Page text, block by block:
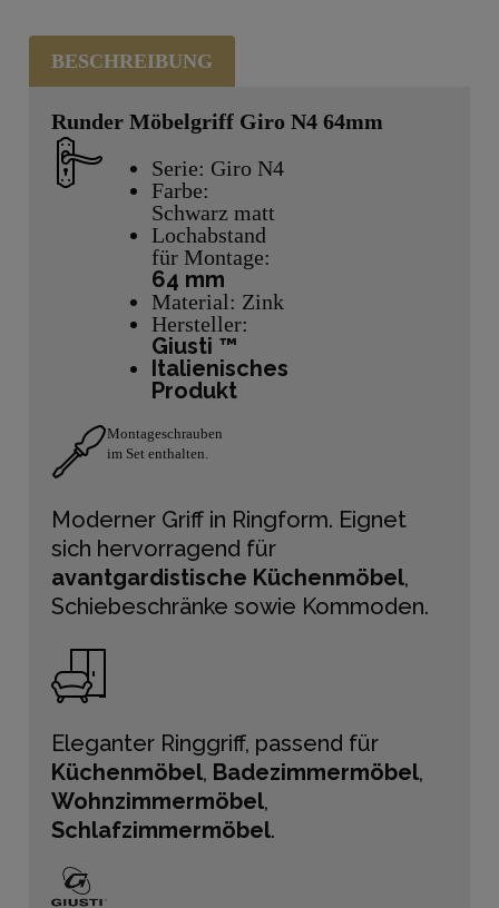
BESCHREIBUNG
Runder Möbelgriff Giro N4 64mm
Serie: Giro N4
Farbe:
Schwarz matt
Lochabstand
für Montage:
64 mm
Material: Zink
Hersteller:
Giusti ™
Italienisches
Produkt
Montageschrauben
im Set enthalten.
Moderner Griff in Ringform. Eignet
sich hervorragend für
avantgardistische Küchenmöbel,
Schiebeschränke sowie Kommoden.
Eleganter Ringgriff, passend für
Küchenmöbel, Badezimmermöbel,
Wohnzimmermöbel,
Schlafzimmermöbel.